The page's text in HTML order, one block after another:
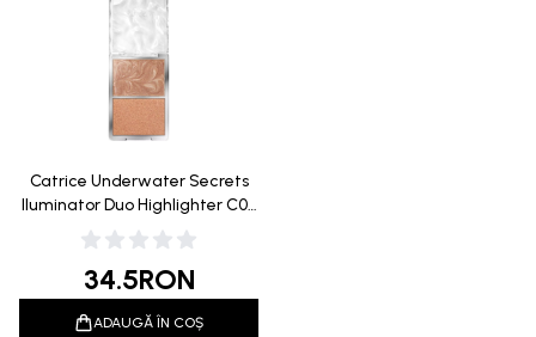
Catrice Underwater Secrets
Iluminator Duo Highlighter C02
Deep Sea, Baby! 7.4g
34.5RON
ADAUGĂ ÎN COȘ